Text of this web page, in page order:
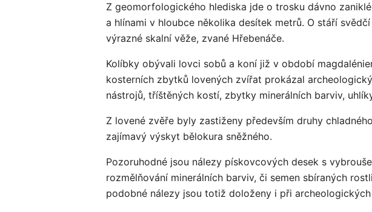
Z geomorfologického hlediska jde o trosku dávno
a hlínami v hloubce několika desítek metrů. O stáří
výrazné skalní věže, zvané Hřebenáče.
Kolíbky obývali lovci sobů a koní již v období
kosterních zbytků lovených zvířat prokázal
nástrojů, tříštěných kostí, zbytky minerálních barviv,
Z lovené zvěře byly zastiženy především druhy
zajímavý výskyt bělokura sněžného.
Pozoruhodné jsou nálezy pískovcových desek s
rozmělňování minerálních barviv, či semen sbíraných
podobné nálezy jsou totiž doloženy i při